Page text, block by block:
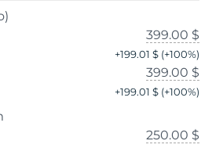
399.00 $
+199.01 $ (+100%)
399.00 $
+199.01 $ (+100%)
250.00 $